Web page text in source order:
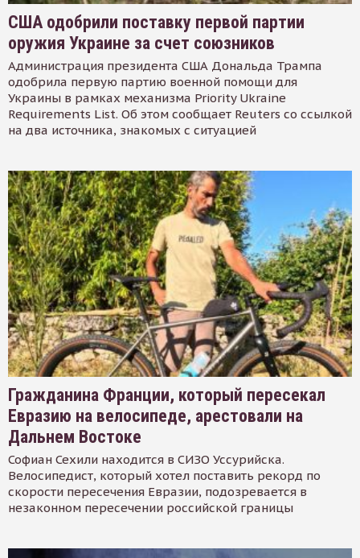
США одобрили поставку первой партии
оружия Украине за счет союзников
Администрация президента США Дональда Трампа
одобрила первую партию военной помощи для
Украины в рамках механизма Priority Ukraine
Requirements List. Об этом сообщает Reuters со ссылкой
на два источника, знакомых с ситуацией
Гражданина Франции, который пересекал
Евразию на велосипеде, арестовали на
Дальнем Востоке
Софиан Сехили находится в СИЗО Уссурийска.
Велосипедист, который хотел поставить рекорд по
скорости пересечения Евразии, подозревается в
незаконном пересечении российской границы